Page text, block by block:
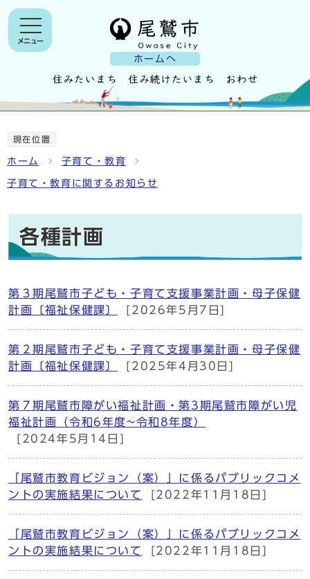
ホームへ
メニュー
現在位置
ホーム 子育て・教育
子育て・教育に関するお知らせ
各種計画
第３期尾鷲市子ども・子育て支援事業計画・母子保健
計画〔福祉保健課〕
[2026年5月7日]
第２期尾鷲市子ども・子育て支援事業計画・母子保健
計画〔福祉保健課〕
[2025年4月30日]
第７期尾鷲市障がい福祉計画・第3期尾鷲市障がい児
福祉計画（令和6年度~令和8年度）
[2024年5月14日]
「尾鷲市教育ビジョン（案）」に係るパブリックコメ
ントの実施結果について
[2022年11月18日]
「尾鷲市教育ビジョン（案）」に係るパブリックコメ
ントの実施結果について
[2022年11月18日]